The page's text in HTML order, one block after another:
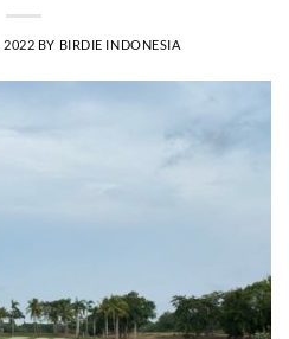
2022 BY BIRDIE INDONESIA